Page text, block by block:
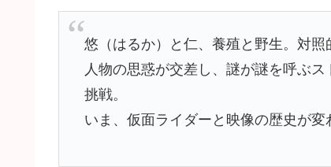
悠（はるか）と仁、養殖と野生。対
人物の思惑が交差し、謎が謎を呼ぶ
挑戦。
いま、仮面ライダーと映像の歴史が変